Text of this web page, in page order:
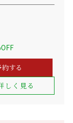
する
しく見る